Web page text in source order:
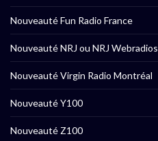
Nouveauté Fun Radio France
Nouveauté NRJ ou NRJ Webradios
Nouveauté Virgin Radio Montréal
Nouveauté Y100
Nouveauté Z100